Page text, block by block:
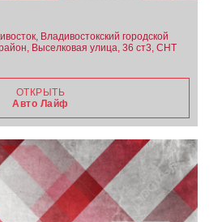
Владивостокский городской
Выселковая улица, 36 ст3, СНТ
ОТКРЫТЬ
Авто Лайф